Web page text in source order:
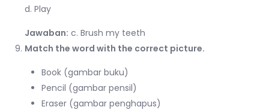
d. Play
Jawaban: c. Brush my teeth
Match the word with the correct picture.
Book (gambar buku)
Pencil (gambar pensil)
Eraser (gambar penghapus)